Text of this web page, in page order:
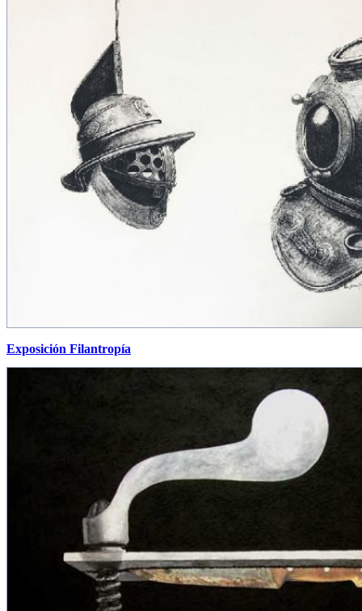
Exposición Filantropía